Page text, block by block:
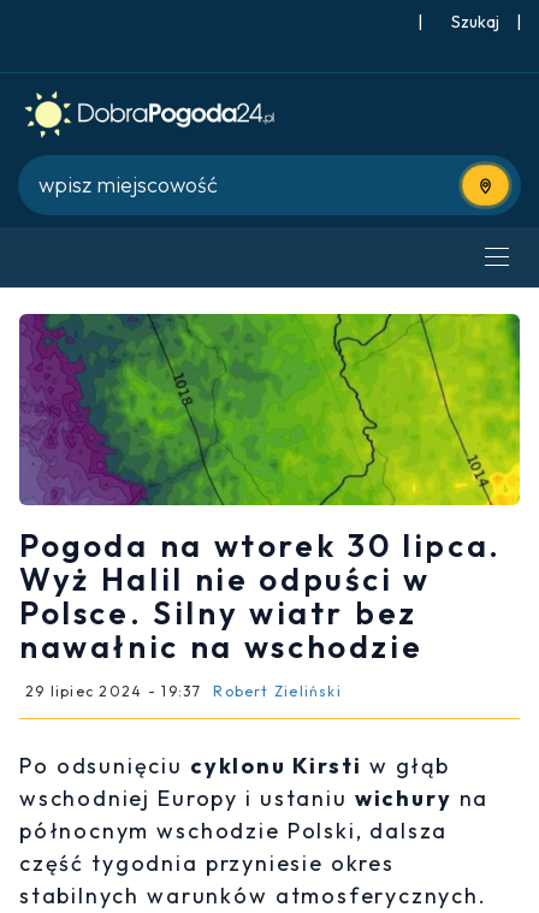
| |
Użyj
Pogoda na wtorek 30 lipca.
Wyż Halil nie odpuści w
Polsce. Silny wiatr bez
nawałnic na wschodzie
29 lipiec 2024 - 19:37 Robert Zieliński
Po odsunięciu cyklonu Kirsti w głąb
wschodniej Europy i ustaniu wichury na
północnym wschodzie Polski, dalsza
część tygodnia przyniesie okres
stabilnych warunków atmosferycznych.